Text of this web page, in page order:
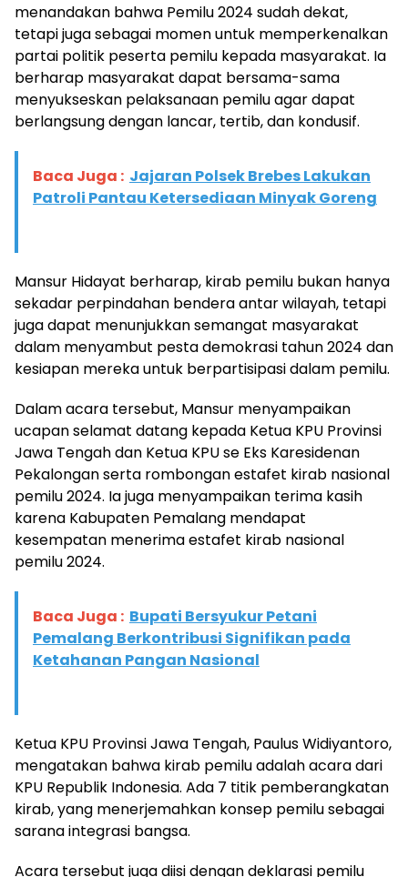
menandakan bahwa Pemilu 2024 sudah dekat,
tetapi juga sebagai momen untuk memperkenalkan
partai politik peserta pemilu kepada masyarakat. Ia
berharap masyarakat dapat bersama-sama
menyukseskan pelaksanaan pemilu agar dapat
berlangsung dengan lancar, tertib, dan kondusif.
Baca Juga : Jajaran Polsek Brebes Lakukan
Patroli Pantau Ketersediaan Minyak Goreng
Mansur Hidayat berharap, kirab pemilu bukan hanya
sekadar perpindahan bendera antar wilayah, tetapi
juga dapat menunjukkan semangat masyarakat
dalam menyambut pesta demokrasi tahun 2024 dan
kesiapan mereka untuk berpartisipasi dalam pemilu.
Dalam acara tersebut, Mansur menyampaikan
ucapan selamat datang kepada Ketua KPU Provinsi
Jawa Tengah dan Ketua KPU se Eks Karesidenan
Pekalongan serta rombongan estafet kirab nasional
pemilu 2024. Ia juga menyampaikan terima kasih
karena Kabupaten Pemalang mendapat
kesempatan menerima estafet kirab nasional
pemilu 2024.
Baca Juga : Bupati Bersyukur Petani
Pemalang Berkontribusi Signifikan pada
Ketahanan Pangan Nasional
Ketua KPU Provinsi Jawa Tengah, Paulus Widiyantoro,
mengatakan bahwa kirab pemilu adalah acara dari
KPU Republik Indonesia. Ada 7 titik pemberangkatan
kirab, yang menerjemahkan konsep pemilu sebagai
sarana integrasi bangsa.
Acara tersebut juga diisi dengan deklarasi pemilu